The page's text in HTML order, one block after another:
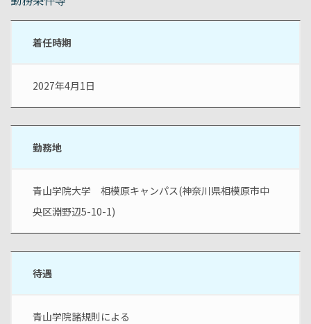
着任時期
2027年4月1日
勤務地
青山学院大学　相模原キャンパス(神奈川県相模原市中
央区淵野辺5-10-1)
待遇
青山学院諸規則による